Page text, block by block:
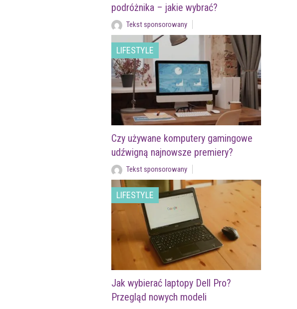
podróżnika – jakie wybrać?
Tekst sponsorowany
LIFESTYLE
Czy używane komputery gamingowe
udźwigną najnowsze premiery?
Tekst sponsorowany
LIFESTYLE
Jak wybierać laptopy Dell Pro?
Przegląd nowych modeli